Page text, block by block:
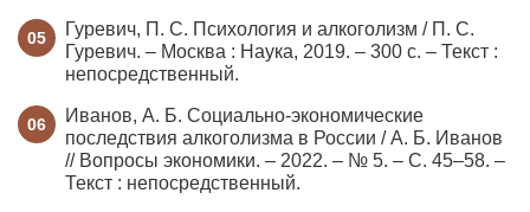
Гуревич, П. С. Психология и алкоголизм / П. С.
Гуревич. – Москва : Наука, 2019. – 300 с. – Текст :
непосредственный.
Иванов, А. Б. Социально-экономические
последствия алкоголизма в России / А. Б. Иванов
// Вопросы экономики. – 2022. – № 5. – С. 45–58. –
Текст : непосредственный.